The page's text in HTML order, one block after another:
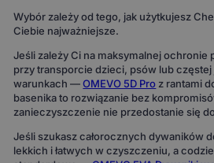
Wybór zależy od tego, jak użytkujesz
Ciebie najważniejsze.
Jeśli zależy Ci na maksymalnej ochronie
przy transporcie dzieci, psów lub
warunkach —OMEVO 5D Pro z rantami
basenika to rozwiązanie bez
zanieczyszczenie nie przedostanie się
Jeśli szukasz całorocznych dywaników
lekkich i łatwych w czyszczeniu, a